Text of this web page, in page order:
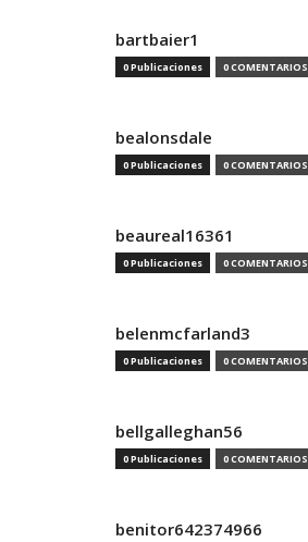
bartbaier1
0 Publicaciones 0 COMENTARIOS
bealonsdale
0 Publicaciones 0 COMENTARIOS
beaureal16361
0 Publicaciones 0 COMENTARIOS
belenmcfarland3
0 Publicaciones 0 COMENTARIOS
bellgalleghan56
0 Publicaciones 0 COMENTARIOS
benitor642374966